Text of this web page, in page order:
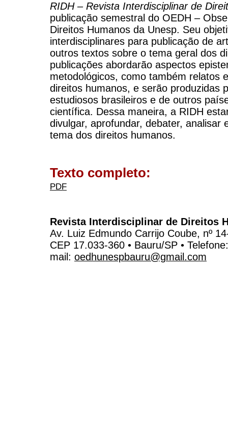
RIDH – Revista Interdisciplinar de
publicação semestral do OEDH –
Direitos Humanos da Unesp. Seu
interdisciplinares para publicação de
outros textos sobre o tema geral dos
publicações abordarão aspectos
metodológicos, como também relatos
direitos humanos, e serão produzidas
estudiosos brasileiros e de outros
científica. Dessa maneira, a RIDH
divulgar, aprofundar, debater, analisar
tema dos direitos humanos.
Texto completo:
PDF
Revista Interdisciplinar de Direitos
Av. Luiz Edmundo Carrijo Coube, nº
CEP 17.033-360 • Bauru/SP •
mail: oedhunespbauru@gmail.com